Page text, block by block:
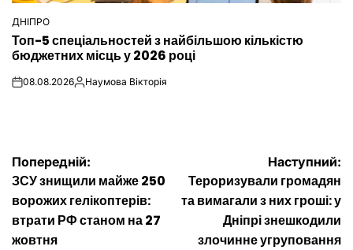
ОПУБЛІКУВАТИ
ДНІПРО
Топ-5 спеціальностей з найбільшою кількістю
бюджетних місць у 2026 році
on08.08.2026Опубліковано
Наумова Вікторія
Навігація
записів
Попередній:
ЗСУ знищили майже 250
ворожих гелікоптерів:
втрати РФ станом на 27
жовтня
Наступний:
Тероризували громадян
та вимагали з них гроші: у
Дніпрі знешкодили
злочинне угруповання